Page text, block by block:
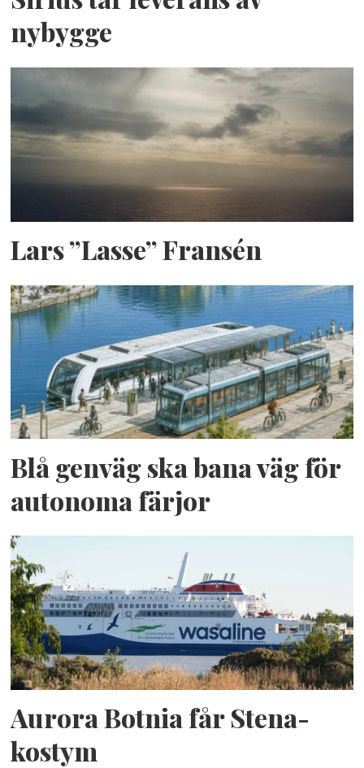
nybygge
Lars ”Lasse” Fransén
Blå genväg ska bana väg för
autonoma färjor
Aurora Botnia får Stena-
kostym